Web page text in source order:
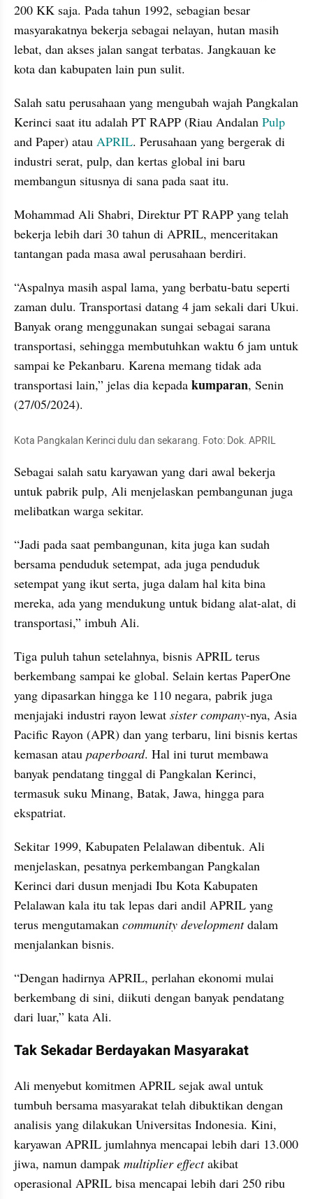
200 KK saja. Pada tahun 1992, sebagian besar
masyarakatnya bekerja sebagai nelayan, hutan masih
lebat, dan akses jalan sangat terbatas. Jangkauan ke
kota dan kabupaten lain pun sulit.
Salah satu perusahaan yang mengubah wajah Pangkalan
Kerinci saat itu adalah PT RAPP (Riau Andalan Pulp
and Paper) atau APRIL. Perusahaan yang bergerak di
industri serat, pulp, dan kertas global ini baru
membangun situsnya di sana pada saat itu.
Mohammad Ali Shabri, Direktur PT RAPP yang telah
bekerja lebih dari 30 tahun di APRIL, menceritakan
tantangan pada masa awal perusahaan berdiri.
“Aspalnya masih aspal lama, yang berbatu-batu seperti
zaman dulu. Transportasi datang 4 jam sekali dari Ukui.
Banyak orang menggunakan sungai sebagai sarana
transportasi, sehingga membutuhkan waktu 6 jam untuk
sampai ke Pekanbaru. Karena memang tidak ada
transportasi lain,” jelas dia kepada kumparan, Senin
(27/05/2024).
Kota Pangkalan Kerinci dulu dan sekarang. Foto: Dok. APRIL
Sebagai salah satu karyawan yang dari awal bekerja
untuk pabrik pulp, Ali menjelaskan pembangunan juga
melibatkan warga sekitar.
“Jadi pada saat pembangunan, kita juga kan sudah
bersama penduduk setempat, ada juga penduduk
setempat yang ikut serta, juga dalam hal kita bina
mereka, ada yang mendukung untuk bidang alat-alat, di
transportasi,” imbuh Ali.
Tiga puluh tahun setelahnya, bisnis APRIL terus
berkembang sampai ke global. Selain kertas PaperOne
yang dipasarkan hingga ke 110 negara, pabrik juga
menjajaki industri rayon lewat sister company-nya, Asia
Pacific Rayon (APR) dan yang terbaru, lini bisnis kertas
kemasan atau paperboard. Hal ini turut membawa
banyak pendatang tinggal di Pangkalan Kerinci,
termasuk suku Minang, Batak, Jawa, hingga para
ekspatriat.
Sekitar 1999, Kabupaten Pelalawan dibentuk. Ali
menjelaskan, pesatnya perkembangan Pangkalan
Kerinci dari dusun menjadi Ibu Kota Kabupaten
Pelalawan kala itu tak lepas dari andil APRIL yang
terus mengutamakan community development dalam
menjalankan bisnis.
“Dengan hadirnya APRIL, perlahan ekonomi mulai
berkembang di sini, diikuti dengan banyak pendatang
dari luar,” kata Ali.
Tak Sekadar Berdayakan Masyarakat
Ali menyebut komitmen APRIL sejak awal untuk
tumbuh bersama masyarakat telah dibuktikan dengan
analisis yang dilakukan Universitas Indonesia. Kini,
karyawan APRIL jumlahnya mencapai lebih dari 13.000
jiwa, namun dampak multiplier effect akibat
operasional APRIL bisa mencapai lebih dari 250 ribu